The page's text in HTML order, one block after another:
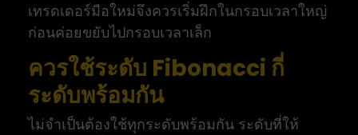
เทรดเดอร์มือใหม่จึงควรเริ่มฝึกในกรอบเวลาใหญ่
ก่อนค่อยขยับไปกรอบเวลาเล็ก
ควรใช้ระดับ Fibonacci กี่
ระดับพร้อมกัน
ไม่จำเป็นต้องใช้ทุกระดับพร้อมกัน ระดับที่ให้